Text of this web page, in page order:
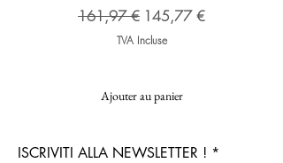
Prix original
161,97 € Prix promotionnel
145,77 €
TVA Incluse
Ajouter au panier
ISCRIVITI ALLA NEWSLETTER !